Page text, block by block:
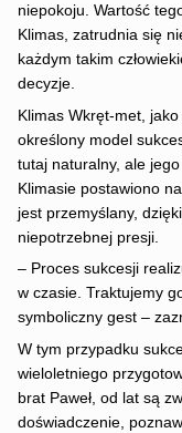
niepokoju. Wartość
Klimas, zatrudnia się
każdym takim
decyzje.
Klimas Wkręt-met,
określony model
tutaj naturalny, ale
Klimasie postawiono
jest przemyślany,
niepotrzebnej presji.
– Proces sukcesji
w czasie. Traktujemy
symboliczny gest –
W tym przypadku
wieloletniego
brat Paweł, od lat są
doświadczenie,